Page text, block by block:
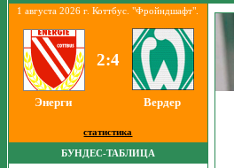
1 августа 2026 г. Коттбус. "Фройндшафт".
2:4
Энерги Вердер
статистика
БУНДЕС-ТАБЛИЦА